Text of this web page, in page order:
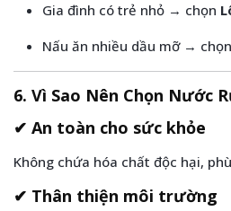
Gia đình có trẻ nhỏ → chọn
Nấu ăn nhiều dầu mỡ → chọn
6. Vì Sao Nên Chọn Nước
✔ An toàn cho sức khỏe
Không chứa hóa chất độc hại,
✔ Thân thiện môi trường